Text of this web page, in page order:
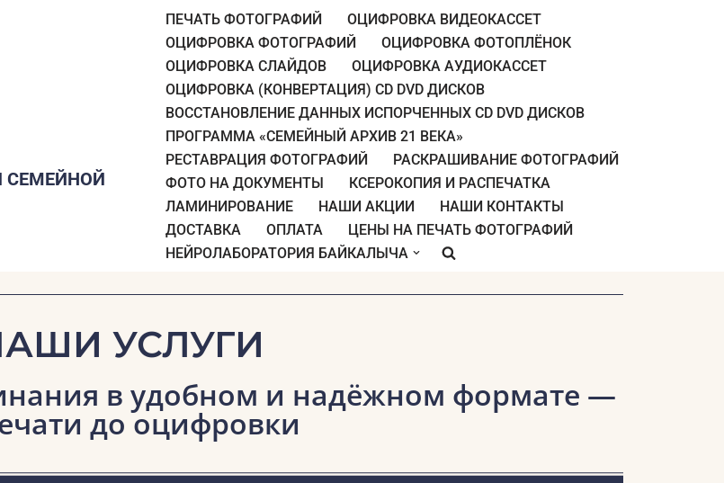
СЕМЕЙНОЙ
ПЕЧАТЬ ФОТОГРАФИЙ
ОЦИФРОВКА ВИДЕОКАССЕТ
ОЦИФРОВКА ФОТОГРАФИЙ
ОЦИФРОВКА ФОТОПЛЁНОК
ОЦИФРОВКА СЛАЙДОВ
ОЦИФРОВКА АУДИОКАССЕТ
ОЦИФРОВКА (КОНВЕРТАЦИЯ) CD DVD ДИСКОВ
ВОССТАНОВЛЕНИЕ ДАННЫХ ИСПОРЧЕННЫХ CD DVD ДИСКОВ
ПРОГРАММА «СЕМЕЙНЫЙ АРХИВ 21 ВЕКА»
РЕСТАВРАЦИЯ ФОТОГРАФИЙ
РАСКРАШИВАНИЕ ФОТОГРАФИЙ
ФОТО НА ДОКУМЕНТЫ
КСЕРОКОПИЯ И РАСПЕЧАТКА
ЛАМИНИРОВАНИЕ
НАШИ АКЦИИ
НАШИ КОНТАКТЫ
ДОСТАВКА
ОПЛАТА
ЦЕНЫ НА ПЕЧАТЬ ФОТОГРАФИЙ
НЕЙРОЛАБОРАТОРИЯ БАЙКАЛЫЧА
УСЛУГИ
в удобном и надёжном формате —
до оцифровки